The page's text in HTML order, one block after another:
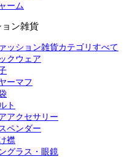
ーム
ン雑貨
ッション雑貨カテゴリすべて
クウェア
ーマフ
ト
アクセサリー
ペンダー
襟
グラス・眼鏡